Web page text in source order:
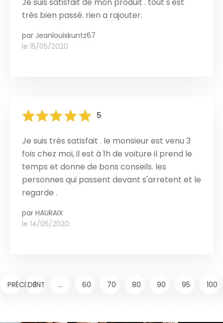
très bien passé. rien a rajouter.
par Jeanlouiskuntz67
le 15/05/2020
5
Je suis très satisfait . le monsieur est venu 3
fois chez moi, il est à 1h de voiture il prend le
temps et donne de bons conseils. les
personnes qui passent devant s'arretent et le
regarde .
par HAURAIX
le 14/05/2020
PRÉCÉDENT
1 ... 60 70 80 90 95 100